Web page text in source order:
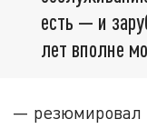
есть — и
лет вполне
— резюмировал